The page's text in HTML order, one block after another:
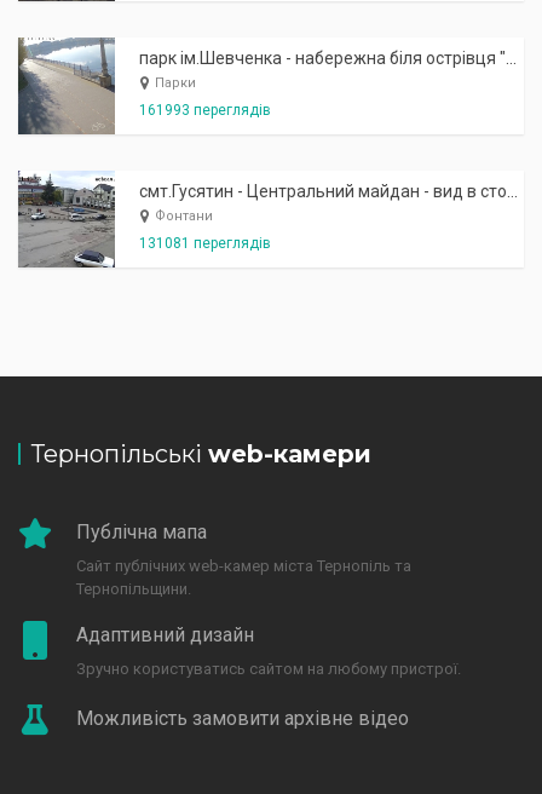
Парки
161993 переглядів
Фонтани
131081 переглядів
Тернопільські web-камери
Публічна мапа
Сайт публічних web-камер міста Тернопіль та
Тернопільщини.
Адаптивний дизайн
Зручно користуватись сайтом на любому пристрої.
Можливість замовити архівне відео